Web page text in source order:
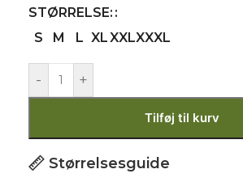
STØRRELSE:
S
M L XLXXLXXXL
- +
Tilføj til kurv
Størrelsesguide